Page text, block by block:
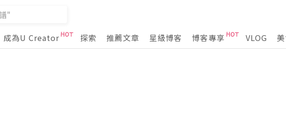
成為U Creator 探索 推薦文章 星級博客 博客專享 VLOG